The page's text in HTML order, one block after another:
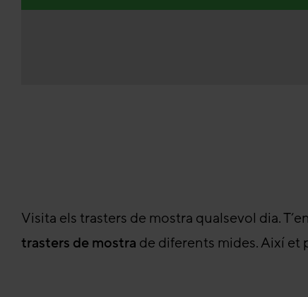
Visita els trasters de mostra qualsevol dia.
trasters de mostra de diferents mides. Així et